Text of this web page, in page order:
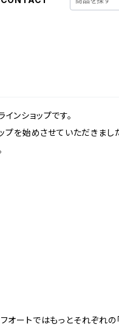
ンショップです。
プを始めさせていただきまし
トではもっとそれぞれの「